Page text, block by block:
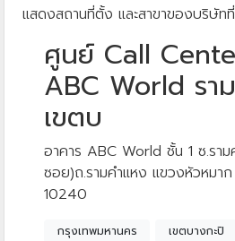
แสดงสถานที่ตั้ง และสาขาของบริษัท
ศูนย์ Call
ABC World รา
เขตบ
อาคาร ABC World ชั้น 1 ซ.รา
ซอย)ถ.รามคำแหง แขวงหัวหมา
10240
กรุงเทพมหานคร เขตบางกะปิ